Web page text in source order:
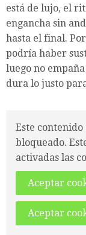
está de lujo, el
engancha sin
hasta el final.
podría haber
luego no
dura lo justo
Este contenido
bloqueado.
activadas las
Aceptar
Aceptar